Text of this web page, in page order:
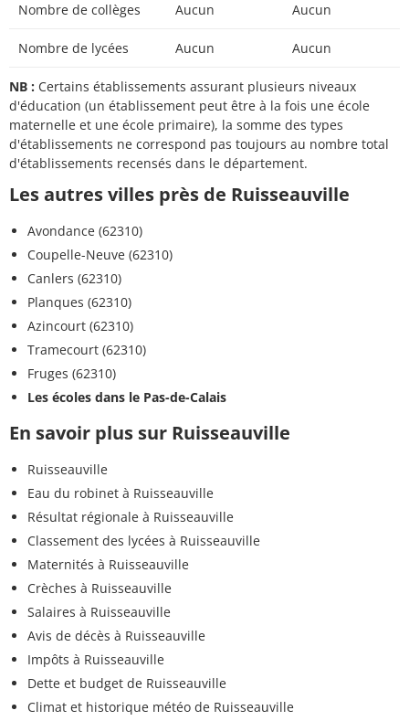
Nombre de collèges Aucun Aucun
Nombre de lycées Aucun Aucun
NB : Certains établissements assurant plusieurs niveaux
d'éducation (un établissement peut être à la fois une école
maternelle et une école primaire), la somme des types
d'établissements ne correspond pas toujours au nombre total
d'établissements recensés dans le département.
Les autres villes près de Ruisseauville
Avondance (62310)
Coupelle-Neuve (62310)
Canlers (62310)
Planques (62310)
Azincourt (62310)
Tramecourt (62310)
Fruges (62310)
Les écoles dans le Pas-de-Calais
En savoir plus sur Ruisseauville
Ruisseauville
Eau du robinet à Ruisseauville
Résultat régionale à Ruisseauville
Classement des lycées à Ruisseauville
Maternités à Ruisseauville
Crèches à Ruisseauville
Salaires à Ruisseauville
Avis de décès à Ruisseauville
Impôts à Ruisseauville
Dette et budget de Ruisseauville
Climat et historique météo de Ruisseauville